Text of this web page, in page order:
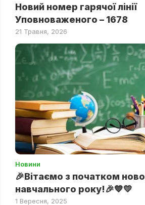
Новий номер гарячої лінії
Уповноваженого – 1678
21 Травня, 2026
Новини
🎉Вітаємо з початком
навчального року!🎉💙💛
1 Вересня, 2025